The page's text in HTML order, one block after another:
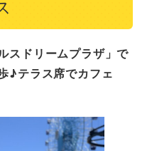
スドリームプラザ」で
♪テラス席でカフェ